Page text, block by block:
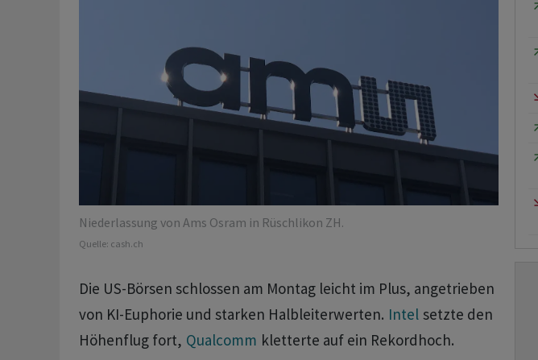
Niederlassung von Ams Osram in Rüschlikon ZH.
Quelle: cash.ch
Die US-Börsen schlossen am Montag leicht im Plus, angetrieben
von KI-Euphorie und starken Halbleiterwerten. Intel setzte den
Höhenflug fort, Qualcomm kletterte auf ein Rekordhoch.